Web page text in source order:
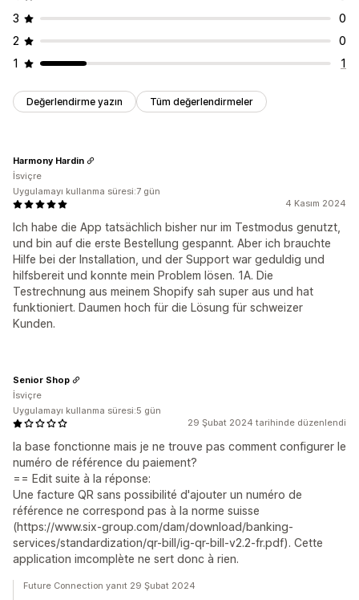
3
0
2
0
1
1
Değerlendirme yazın Tüm değerlendirmeler
4 Kasım 2024
Ich habe die App tatsächlich bisher nur im Testmodus genutzt,
und bin auf die erste Bestellung gespannt. Aber ich brauchte
Hilfe bei der Installation, und der Support war geduldig und
hilfsbereit und konnte mein Problem lösen. 1A. Die
Testrechnung aus meinem Shopify sah super aus und hat
funktioniert. Daumen hoch für die Lösung für schweizer
Kunden.
Harmony Hardin
İsviçre
Uygulamayı kullanma süresi:7 gün
29 Şubat 2024 tarihinde düzenlendi
la base fonctionne mais je ne trouve pas comment configurer le
numéro de référence du paiement?
== Edit suite à la réponse:
Une facture QR sans possibilité d'ajouter un numéro de
référence ne correspond pas à la norme suisse
(https://www.six-group.com/dam/download/banking-
services/standardization/qr-bill/ig-qr-bill-v2.2-fr.pdf). Cette
application imcomplète ne sert donc à rien.
Senior Shop
İsviçre
Uygulamayı kullanma süresi:5 gün
Future Connection yanıt 29 Şubat 2024